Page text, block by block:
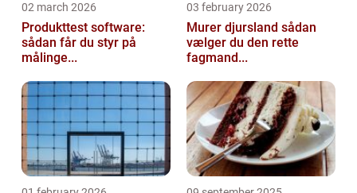
02 march 2026
Produkttest software:
sådan får du styr på
målinge...
03 february 2026
Murer djursland sådan
vælger du den rette
fagmand...